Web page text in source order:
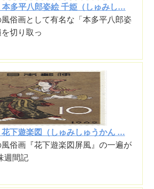
多平八郎姿絵 千姫（しゅみし...
俗画として有名な「本多平八郎姿
切り取っ
下遊楽図（しゅみしゅうかん ...
俗画『花下遊楽図屏風』の一遍が
週間記